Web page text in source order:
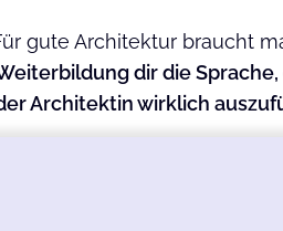
gute Architektur braucht
dir die
Architektin wirklich